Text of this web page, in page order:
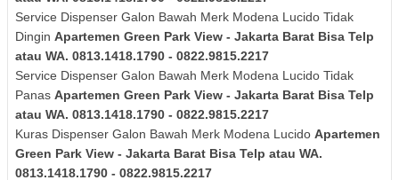
Service Dispenser Galon Bawah Merk Modena Lucido Tidak
Dingin Apartemen Green Park View - Jakarta Barat Bisa Telp
atau WA. 0813.1418.1790 - 0822.9815.2217
Service Dispenser Galon Bawah Merk Modena Lucido Tidak
Panas Apartemen Green Park View - Jakarta Barat Bisa Telp
atau WA. 0813.1418.1790 - 0822.9815.2217
Kuras Dispenser Galon Bawah Merk Modena Lucido Apartemen
Green Park View - Jakarta Barat Bisa Telp atau WA.
0813.1418.1790 - 0822.9815.2217